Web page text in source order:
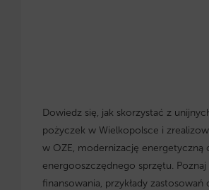
Dowiedz się, jak skorzystać z
pożyczek w Wielkopolsce i
w OZE, modernizację energetyczną
energooszczędnego sprzętu. Poznaj
finansowania, przykłady zastosowań